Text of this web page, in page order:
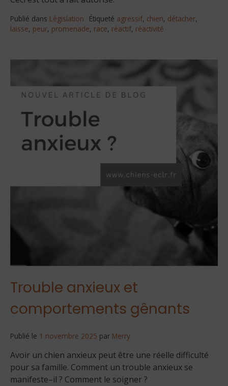
Publié dans Législation Étiqueté agressif, chien, détacher,
laisse, peur, promenade, race, réactif, réactivité
Trouble anxieux et
comportements gênants
Publié le 1 novembre 2025 par Merry
Avoir un chien anxieux peut être une réelle difficulté
pour sa famille. Comment un trouble anxieux se
manifeste–il ? Comment le soigner ?